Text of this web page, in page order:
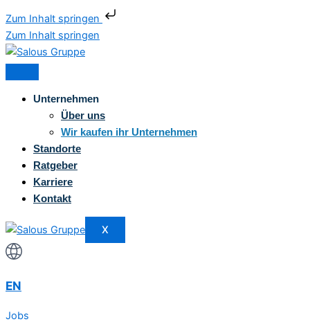
Zum Inhalt springen
Zum Inhalt springen
Unternehmen
Über uns
Wir kaufen ihr Unternehmen
Standorte
Ratgeber
Karriere
Kontakt
X
EN
Jobs